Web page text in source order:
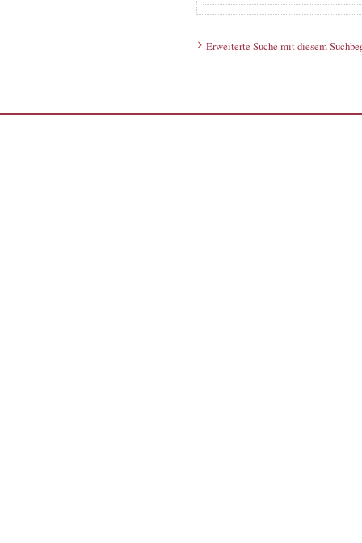
Erweiterte Suche mit diesem